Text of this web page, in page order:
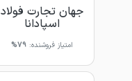
جهان تجارت فولاد
اسپادانا
امتیاز فروشنده: 79%